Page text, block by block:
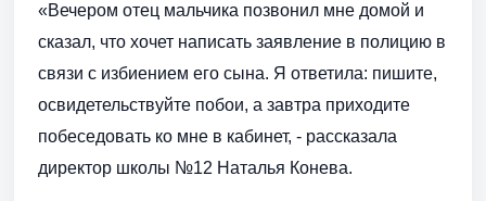
«Вечером отец мальчика позвонил мне домой и
сказал, что хочет написать заявление в полицию в
связи с избиением его сына. Я ответила: пишите,
освидетельствуйте побои, а завтра приходите
побеседовать ко мне в кабинет, - рассказала
директор школы №12 Наталья Конева.